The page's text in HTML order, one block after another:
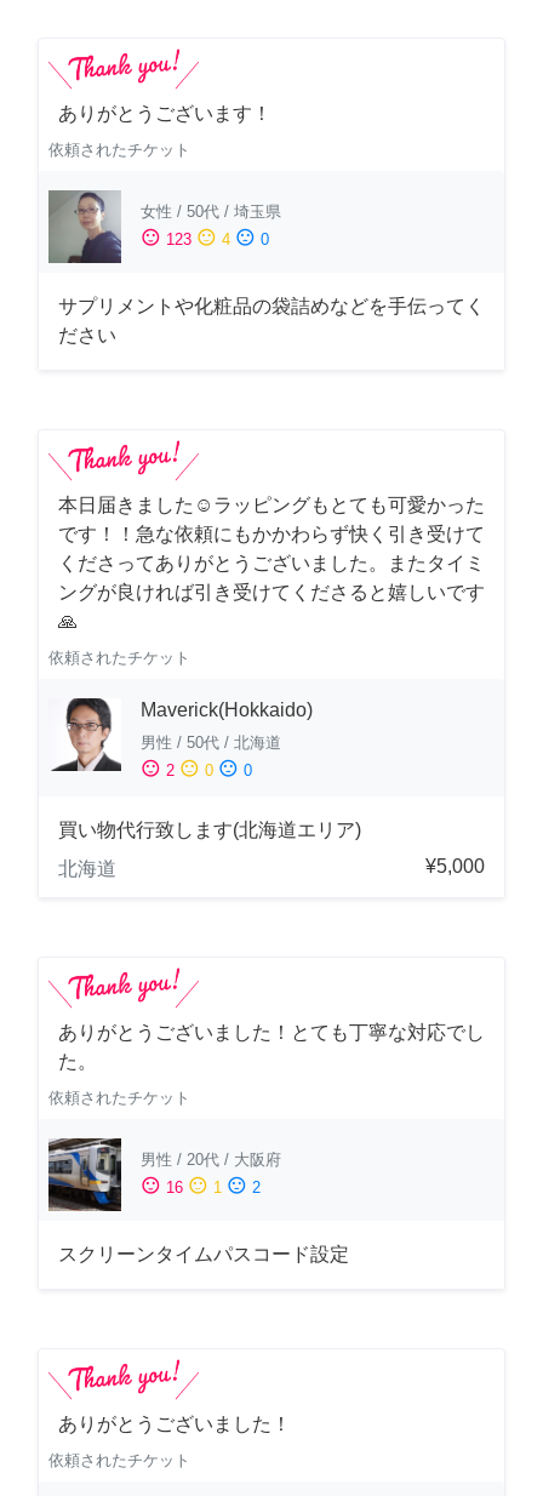
ありがとうございます！
依頼されたチケット
女性 / 50代 / 埼玉県
sentiment_satisfied 123 sentiment_neutral 4 sentiment_dissatisfied 0
サプリメントや化粧品の袋詰めなどを手伝ってく
ださい
本日届きました☺️ラッピングもとても可愛かった
です！！急な依頼にもかかわらず快く引き受けて
くださってありがとうございました。またタイミ
ングが良ければ引き受けてくださると嬉しいです
🙏
依頼されたチケット
Maverick(Hokkaido)
男性 / 50代 / 北海道
sentiment_satisfied 2 sentiment_neutral 0 sentiment_dissatisfied 0
買い物代行致します(北海道エリア)
北海道
¥5,000
ありがとうございました！とても丁寧な対応でし
た。
依頼されたチケット
男性 / 20代 / 大阪府
sentiment_satisfied 16 sentiment_neutral 1 sentiment_dissatisfied 2
スクリーンタイムパスコード設定
ありがとうございました！
依頼されたチケット